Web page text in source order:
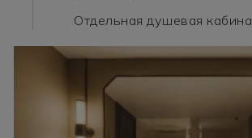
Отдельная душевая кабина